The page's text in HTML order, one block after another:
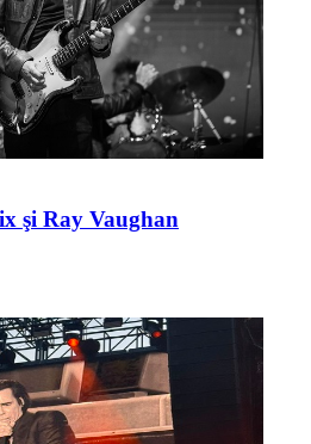
şi Ray Vaughan